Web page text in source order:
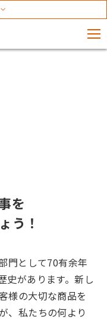
を
う！
門として70有余年
史があります。新し
様の大切な商品を
、私たちの何より